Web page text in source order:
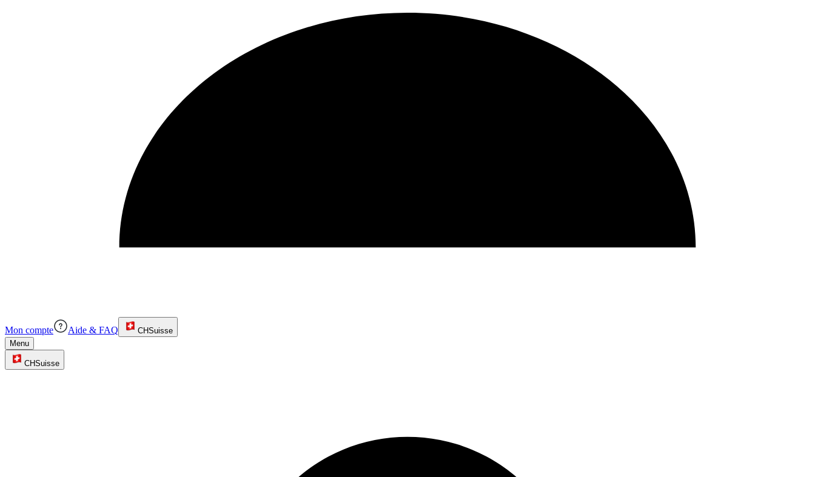
Mon compte Aide & FAQ CHSuisse
Menu
CHSuisse